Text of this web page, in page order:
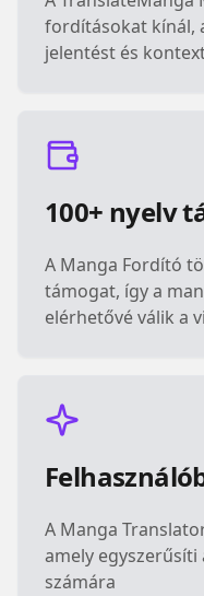
fordításokat kínál,
jelentést és
100+ nyelv
A Manga Fordító
támogat, így a
elérhetővé válik a
A Manga
amely
számára